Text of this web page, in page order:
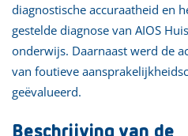
diagnostische accuraatheid en
gestelde diagnose van AIOS
onderwijs. Daarnaast werd de
van foutieve
geëvalueerd.
Beschrijving van de